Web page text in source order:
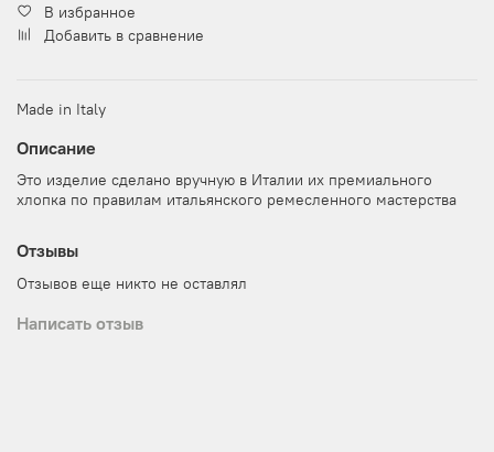
В избранное
Добавить в сравнение
Made in Italy
Описание
Это изделие сделано вручную в Италии их премиального
хлопка по правилам итальянского ремесленного мастерства
Отзывы
Отзывов еще никто не оставлял
Написать отзыв